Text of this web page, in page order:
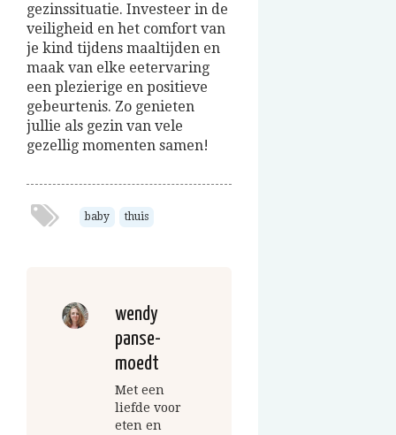
gezinssituatie. Investeer in de
veiligheid en het comfort van
je kind tijdens maaltijden en
maak van elke eetervaring
een plezierige en positieve
gebeurtenis. Zo genieten
jullie als gezin van vele
gezellig momenten samen!
baby thuis
wendy
panse-
moedt
Met een
liefde voor
eten en